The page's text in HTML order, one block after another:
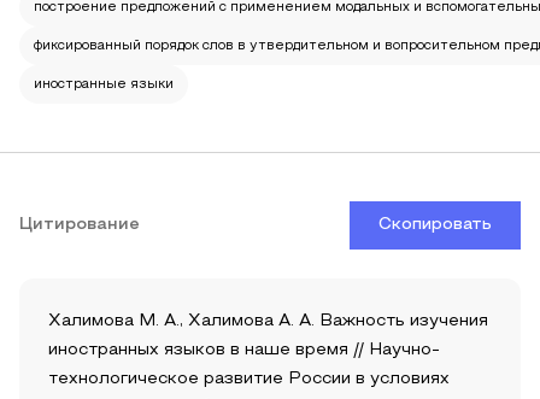
построение предложений с применением модальных и
фиксированный порядок слов в утвердительном и вопросительном
иностранные языки
Цитирование Скопировать
Халимова М. А., Халимова А. А. Важность изучения
иностранных языков в наше время // Научно-
технологическое развитие России в условиях